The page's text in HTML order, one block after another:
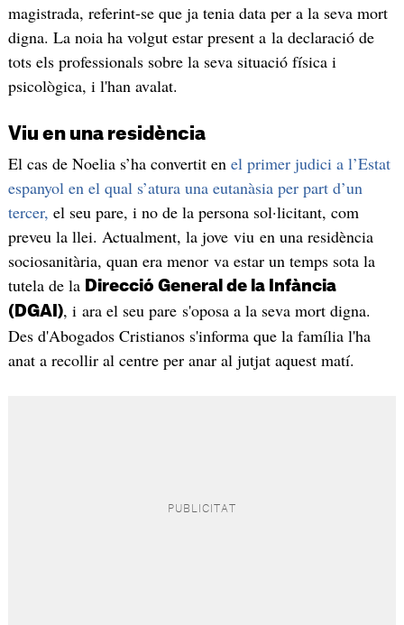
magistrada, referint-se que ja tenia data per a la seva mort
digna. La noia ha volgut estar present a la declaració de
tots els professionals sobre la seva situació física i
psicològica, i l'han avalat.
Viu en una residència
El cas de Noelia s’ha convertit en el primer judici a l’Estat
espanyol en el qual s’atura una eutanàsia per part d’un
tercer, el seu pare, i no de la persona sol·licitant, com
preveu la llei. Actualment, la jove viu en una residència
sociosanitària, quan era menor va estar un temps sota la
tutela de la Direcció General de la Infància
(DGAI), i ara el seu pare s'oposa a la seva mort digna.
Des d'Abogados Cristianos s'informa que la família l'ha
anat a recollir al centre per anar al jutjat aquest matí.